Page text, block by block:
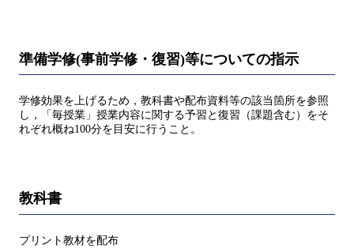
準備学修(事前学修・復習)等についての指示
学修効果を上げるため，教科書や配布資料等の該当箇所を参照
し，「毎授業」授業内容に関する予習と復習（課題含む）をそ
れぞれ概ね100分を目安に行うこと。
教科書
プリント教材を配布